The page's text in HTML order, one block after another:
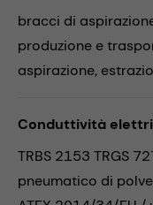
bracci di
produzione e
aspirazione,
Conduttività
TRBS 2153 TRGS
pneumatico di